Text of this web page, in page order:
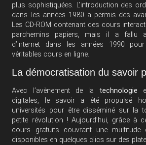
plus sophistiquées. L’introduction des
dans les années 1980 a permis des
Les CD-ROM contenant des cours
parchemins papiers, mais il a fallu
d’Internet dans les années 1990
véritables cours en ligne.
La démocratisation du savoir
Avec l’avènement de la technologie
digitales, le savoir a été propulsé
universités pour être disséminé sur la
petite révolution ! Aujourd’hui, grâce à
cours gratuits couvrant une multitude
disponibles en quelques clics sur des